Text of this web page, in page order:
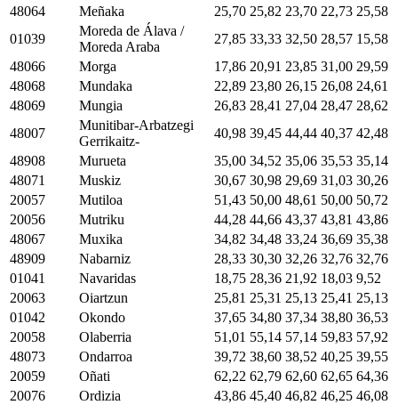
48064
Meñaka 25,70 25,82 23,70 22,73 25,58
01039
Moreda de Álava /
Moreda Araba
27,85 33,33 32,50 28,57 15,58
48066
Morga 17,86 20,91 23,85 31,00 29,59
48068
Mundaka 22,89 23,80 26,15 26,08 24,61
48069
Mungia 26,83 28,41 27,04 28,47 28,62
48007
Munitibar-Arbatzegi
Gerrikaitz-
40,98 39,45 44,44 40,37 42,48
48908
Murueta 35,00 34,52 35,06 35,53 35,14
48071
Muskiz 30,67 30,98 29,69 31,03 30,26
20057
Mutiloa 51,43 50,00 48,61 50,00 50,72
20056
Mutriku 44,28 44,66 43,37 43,81 43,86
48067
Muxika 34,82 34,48 33,24 36,69 35,38
48909
Nabarniz 28,33 30,30 32,26 32,76 32,76
01041
Navaridas 18,75 28,36 21,92 18,03 9,52
20063
Oiartzun 25,81 25,31 25,13 25,41 25,13
01042
Okondo 37,65 34,80 37,34 38,80 36,53
20058
Olaberria 51,01 55,14 57,14 59,83 57,92
48073
Ondarroa 39,72 38,60 38,52 40,25 39,55
20059
Oñati 62,22 62,79 62,60 62,65 64,36
20076
Ordizia 43,86 45,40 46,82 46,25 46,08